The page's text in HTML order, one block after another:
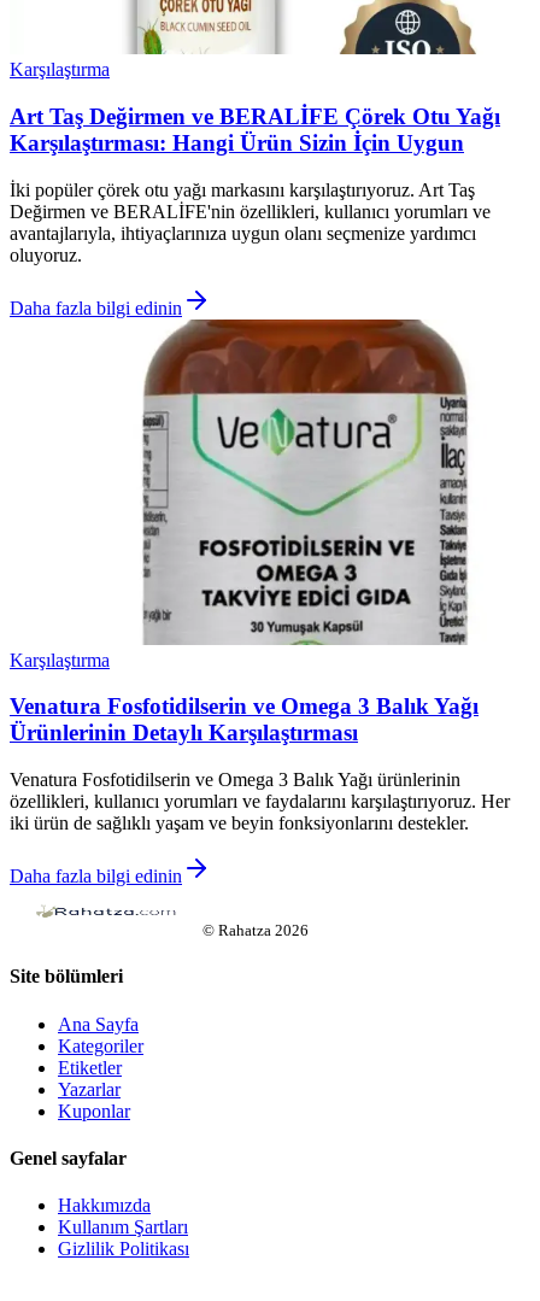
Karşılaştırma
Art Taş Değirmen ve BERALİFE Çörek Otu Yağı
Karşılaştırması: Hangi Ürün Sizin İçin Uygun
İki popüler çörek otu yağı markasını karşılaştırıyoruz. Art Taş
Değirmen ve BERALİFE'nin özellikleri, kullanıcı yorumları ve
avantajlarıyla, ihtiyaçlarınıza uygun olanı seçmenize yardımcı
oluyoruz.
Daha fazla bilgi edinin
Karşılaştırma
Venatura Fosfotidilserin ve Omega 3 Balık Yağı
Ürünlerinin Detaylı Karşılaştırması
Venatura Fosfotidilserin ve Omega 3 Balık Yağı ürünlerinin
özellikleri, kullanıcı yorumları ve faydalarını karşılaştırıyoruz. Her
iki ürün de sağlıklı yaşam ve beyin fonksiyonlarını destekler.
Daha fazla bilgi edinin
© Rahatza 2026
Site bölümleri
Ana Sayfa
Kategoriler
Etiketler
Yazarlar
Kuponlar
Genel sayfalar
Hakkımızda
Kullanım Şartları
Gizlilik Politikası